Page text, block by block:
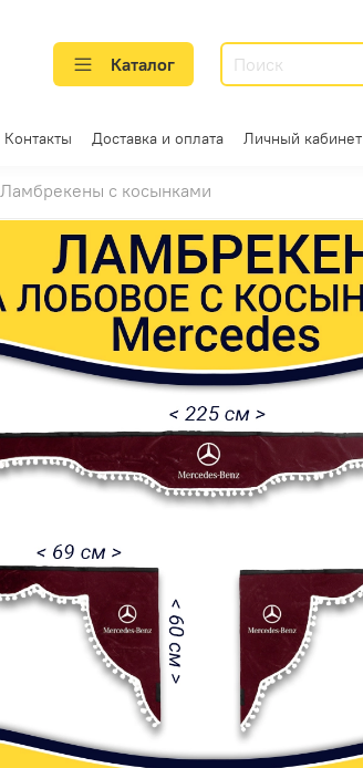
Каталог
Контакты Доставка и оплата Личный кабинет
Ламбрекены с косынками